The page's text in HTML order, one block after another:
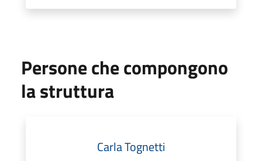
Persone che compongono
la struttura
Carla Tognetti